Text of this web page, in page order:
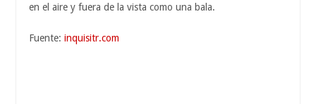
en el aire y fuera de la vista como una bala.
Fuente: inquisitr.com